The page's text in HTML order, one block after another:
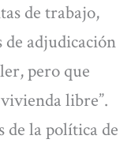
de trabajo,
de adjudicación
pero que
libre”.
de la política de